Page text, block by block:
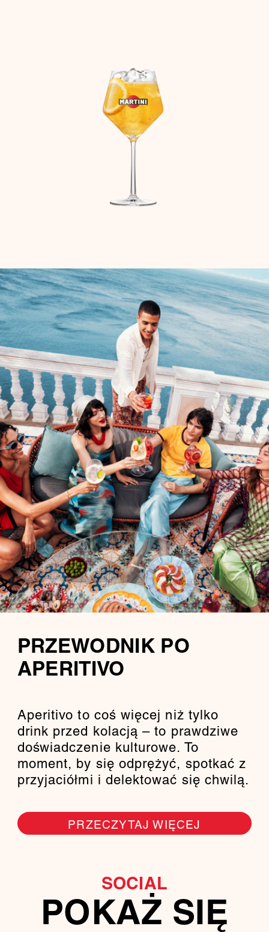
PRZEWODNIK PO
APERITIVO
Aperitivo to coś więcej niż tylko
drink przed kolacją – to prawdziwe
doświadczenie kulturowe. To
moment, by się odprężyć, spotkać z
przyjaciółmi i delektować się chwilą.
PRZECZYTAJ WIĘCEJ
SOCIAL
POKAŻ SIĘ